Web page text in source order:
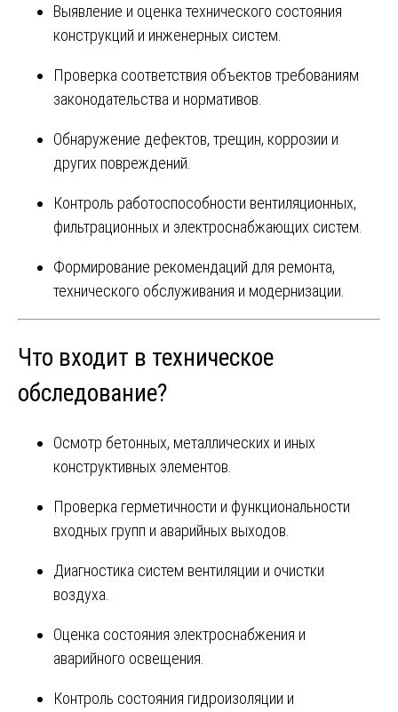
Выявление и оценка технического состояния
конструкций и инженерных систем.
Проверка соответствия объектов требованиям
законодательства и нормативов.
Обнаружение дефектов, трещин, коррозии и
других повреждений.
Контроль работоспособности вентиляционных,
фильтрационных и электроснабжающих систем.
Формирование рекомендаций для ремонта,
технического обслуживания и модернизации.
Что входит в техническое
обследование?
Осмотр бетонных, металлических и иных
конструктивных элементов.
Проверка герметичности и функциональности
входных групп и аварийных выходов.
Диагностика систем вентиляции и очистки
воздуха.
Оценка состояния электроснабжения и
аварийного освещения.
Контроль состояния гидроизоляции и